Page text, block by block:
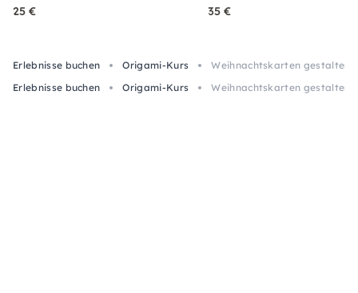
25 € 35 €
Erlebnisse buchen Origami-Kurs
Weihnachtskarten gestalten
Erlebnisse buchen
Origami-Kurs Weihnachtskarten gestalten